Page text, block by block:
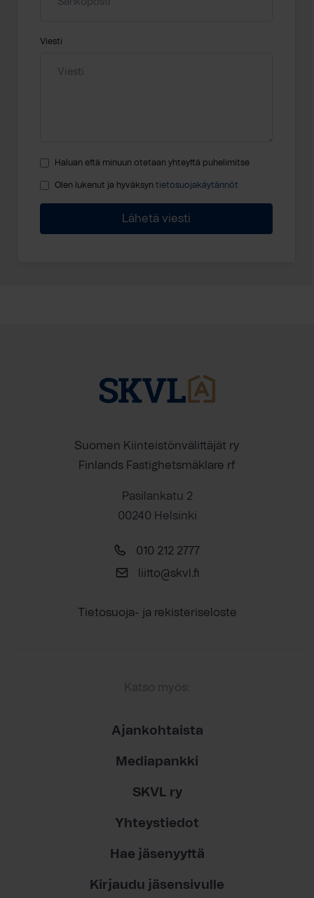
Viesti
Haluan että minuun otetaan yhteyttä puhelimitse
Olen lukenut ja hyväksyn tietosuojakäytännöt
Suomen Kiinteistönvälittäjät ry
Finlands Fastighetsmäklare rf
Pasilankatu 2
00240 Helsinki
010 212 2777
liitto@skvl.fi
Tietosuoja- ja rekisteriseloste
Katso myös:
Ajankohtaista
Mediapankki
SKVL ry
Yhteystiedot
Hae jäsenyyttä
Kirjaudu jäsensivulle